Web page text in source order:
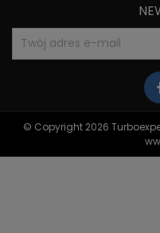
© Copyright 2026